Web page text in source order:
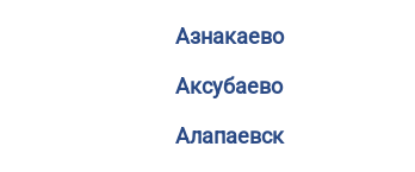
Азнакаево
Аксубаево
Алапаевск